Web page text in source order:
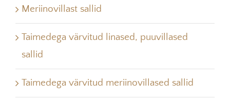
Meriinovillast sallid
Taimedega värvitud linased, puuvillased
sallid
Taimedega värvitud meriinovillased sallid